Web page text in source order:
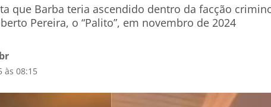
que Barba teria ascendido dentro da facção
Pereira, o “Palito”, em novembro de 2024
às 08:15